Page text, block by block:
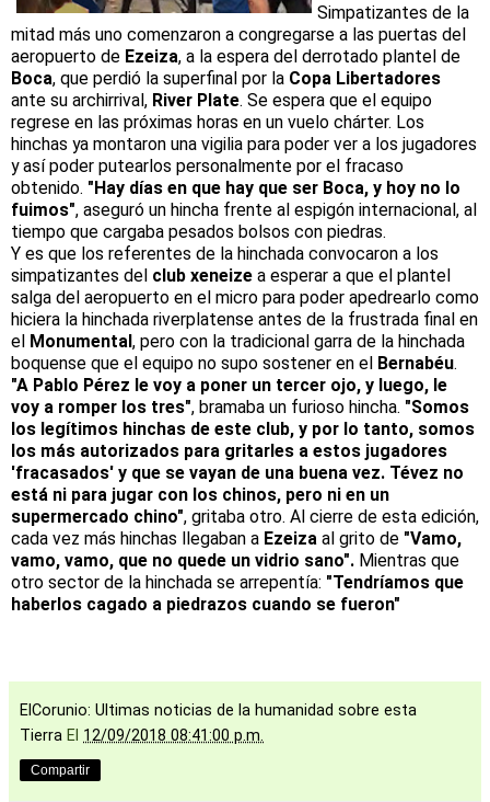
Simpatizantes de la
mitad más uno comenzaron a congregarse a las puertas del
aeropuerto de Ezeiza, a la espera del derrotado plantel de
Boca, que perdió la superfinal por la Copa Libertadores
ante su archirrival, River Plate. Se espera que el equipo
regrese en las próximas horas en un vuelo chárter. Los
hinchas ya montaron una vigilia para poder ver a los jugadores
y así poder putearlos personalmente por el fracaso
obtenido. "Hay días en que hay que ser Boca, y hoy no lo
fuimos", aseguró un hincha frente al espigón internacional, al
tiempo que cargaba pesados bolsos con piedras.
Y es que los referentes de la hinchada convocaron a los
simpatizantes del club xeneize a esperar a que el plantel
salga del aeropuerto en el micro para poder apedrearlo como
hiciera la hinchada riverplatense antes de la frustrada final en
el Monumental, pero con la tradicional garra de la hinchada
boquense que el equipo no supo sostener en el Bernabéu.
"A Pablo Pérez le voy a poner un tercer ojo, y luego, le
voy a romper los tres", bramaba un furioso hincha. "Somos
los legítimos hinchas de este club, y por lo tanto, somos
los más autorizados para gritarles a estos jugadores
'fracasados' y que se vayan de una buena vez. Tévez no
está ni para jugar con los chinos, pero ni en un
supermercado chino", gritaba otro. Al cierre de esta edición,
cada vez más hinchas llegaban a Ezeiza al grito de "Vamo,
vamo, vamo, que no quede un vidrio sano". Mientras que
otro sector de la hinchada se arrepentía: "Tendríamos que
haberlos cagado a piedrazos cuando se fueron"
ElCorunio: Ultimas noticias de la humanidad sobre esta
Tierra El 12/09/2018 08:41:00 p.m.
Compartir